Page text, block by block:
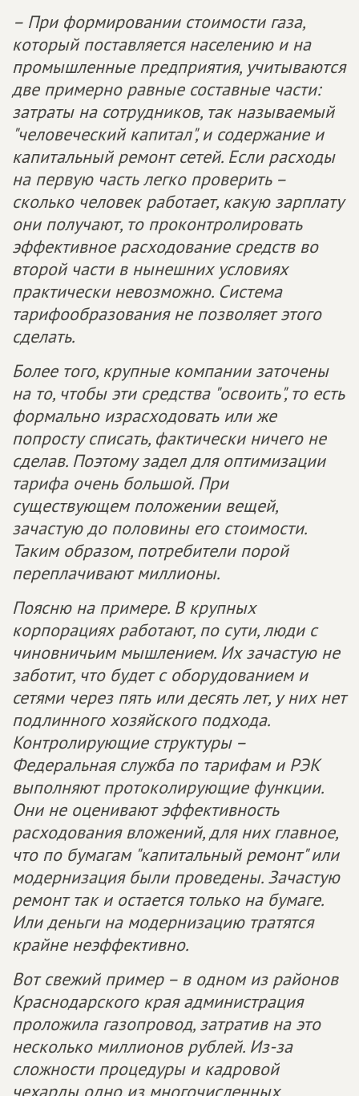
– При формировании стоимости газа,
который поставляется населению и на
промышленные предприятия, учитываются
две примерно равные составные части:
затраты на сотрудников, так называемый
"человеческий капитал", и содержание и
капитальный ремонт сетей. Если расходы
на первую часть легко проверить –
сколько человек работает, какую зарплату
они получают, то проконтролировать
эффективное расходование средств во
второй части в нынешних условиях
практически невозможно. Система
тарифообразования не позволяет этого
сделать.
Более того, крупные компании заточены
на то, чтобы эти средства "освоить", то есть
формально израсходовать или же
попросту списать, фактически ничего не
сделав. Поэтому задел для оптимизации
тарифа очень большой. При
существующем положении вещей,
зачастую до половины его стоимости.
Таким образом, потребители порой
переплачивают миллионы.
Поясню на примере. В крупных
корпорациях работают, по сути, люди с
чиновничьим мышлением. Их зачастую не
заботит, что будет с оборудованием и
сетями через пять или десять лет, у них нет
подлинного хозяйского подхода.
Контролирующие структуры –
Федеральная служба по тарифам и РЭК
выполняют протоколирующие функции.
Они не оценивают эффективность
расходования вложений, для них главное,
что по бумагам "капитальный ремонт" или
модернизация были проведены. Зачастую
ремонт так и остается только на бумаге.
Или деньги на модернизацию тратятся
крайне неэффективно.
Вот свежий пример – в одном из районов
Краснодарского края администрация
проложила газопровод, затратив на это
несколько миллионов рублей. Из-за
сложности процедуры и кадровой
чехарды одно из многочисленных